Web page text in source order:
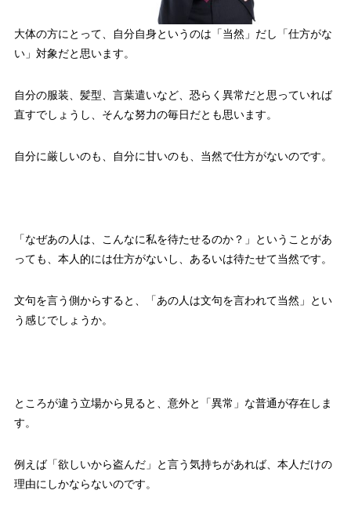
大体の方にとって、自分自身というのは「当然」だし「仕方がな
い」対象だと思います。
自分の服装、髪型、言葉遣いなど、恐らく異常だと思っていれば
直すでしょうし、そんな努力の毎日だとも思います。
自分に厳しいのも、自分に甘いのも、当然で仕方がないのです。
「なぜあの人は、こんなに私を待たせるのか？」ということがあ
っても、本人的には仕方がないし、あるいは待たせて当然です。
文句を言う側からすると、「あの人は文句を言われて当然」とい
う感じでしょうか。
ところが違う立場から見ると、意外と「異常」な普通が存在しま
す。
例えば「欲しいから盗んだ」と言う気持ちがあれば、本人だけの
理由にしかならないのです。